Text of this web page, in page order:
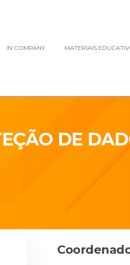
IN COMPANY MATERIAIS
DE